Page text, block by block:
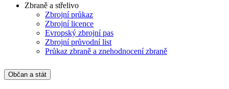
Zbraně a střelivo
Zbrojní průkaz
Zbrojní licence
Evropský zbrojní pas
Zbrojní průvodní list
Průkaz zbraně a znehodnocení zbraně
Občan a stát